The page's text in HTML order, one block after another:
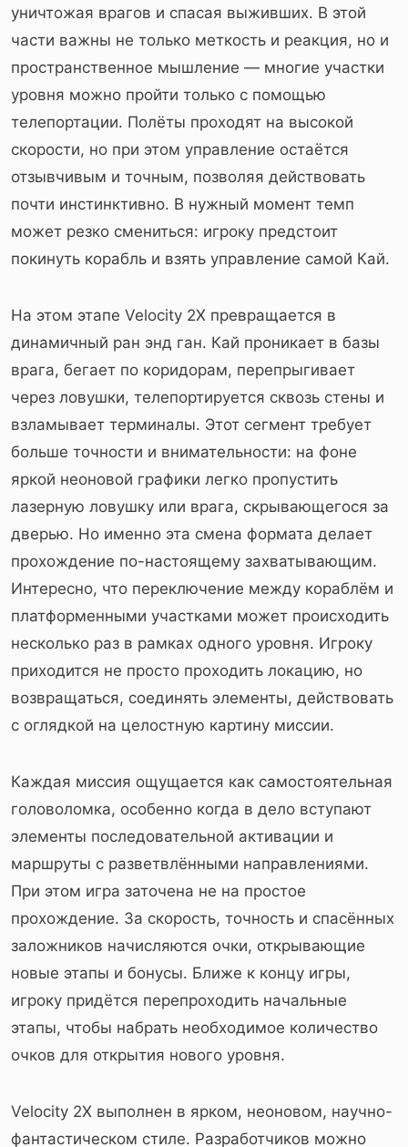
уничтожая врагов и спасая выживших. В этой
части важны не только меткость и реакция, но и
пространственное мышление — многие участки
уровня можно пройти только с помощью
телепортации. Полёты проходят на высокой
скорости, но при этом управление остаётся
отзывчивым и точным, позволяя действовать
почти инстинктивно. В нужный момент темп
может резко смениться: игроку предстоит
покинуть корабль и взять управление самой Кай.
На этом этапе Velocity 2X превращается в
динамичный ран энд ган. Кай проникает в базы
врага, бегает по коридорам, перепрыгивает
через ловушки, телепортируется сквозь стены и
взламывает терминалы. Этот сегмент требует
больше точности и внимательности: на фоне
яркой неоновой графики легко пропустить
лазерную ловушку или врага, скрывающегося за
дверью. Но именно эта смена формата делает
прохождение по-настоящему захватывающим.
Интересно, что переключение между кораблём и
платформенными участками может происходить
несколько раз в рамках одного уровня. Игроку
приходится не просто проходить локацию, но
возвращаться, соединять элементы, действовать
с оглядкой на целостную картину миссии.
Каждая миссия ощущается как самостоятельная
головоломка, особенно когда в дело вступают
элементы последовательной активации и
маршруты с разветвлёнными направлениями.
При этом игра заточена не на простое
прохождение. За скорость, точность и спасённых
заложников начисляются очки, открывающие
новые этапы и бонусы. Ближе к концу игры,
игроку придётся перепроходить начальные
этапы, чтобы набрать необходимое количество
очков для открытия нового уровня.
Velocity 2X выполнен в ярком, неоновом, научно-
фантастическом стиле. Разработчиков можно